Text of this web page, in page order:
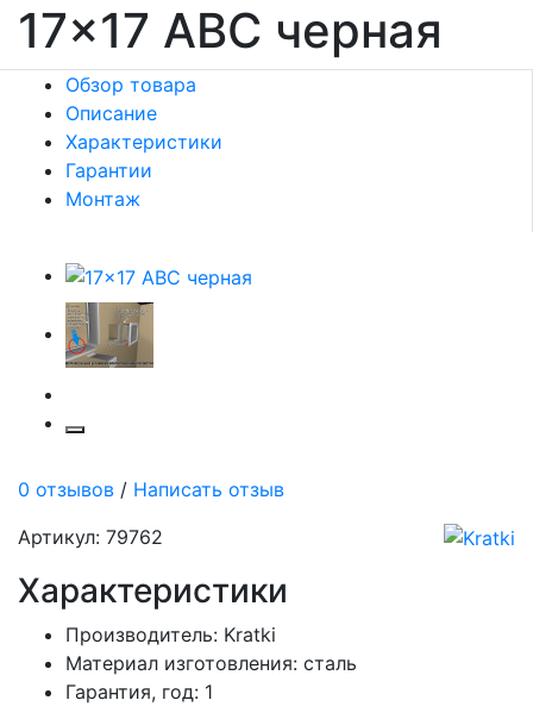
17x17 ABC черная
Обзор товара
Описание
Характеристики
Гарантии
Монтаж
0 отзывов / Написать отзыв
Артикул: 79762
Характеристики
Производитель: Kratki
Материал изготовления: сталь
Гарантия, год: 1